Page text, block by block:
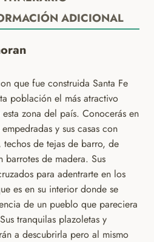
ADICIONAL
que fue construida Santa Fe
población el más atractivo
zona del país. Conocerás en
y sus casas con
de tejas de barro, de
barrotes de madera. Sus
para adentrarte en los
es en su interior donde se
de un pueblo que pareciera
tranquilas plazoletas y
a descubrirla pero al mismo